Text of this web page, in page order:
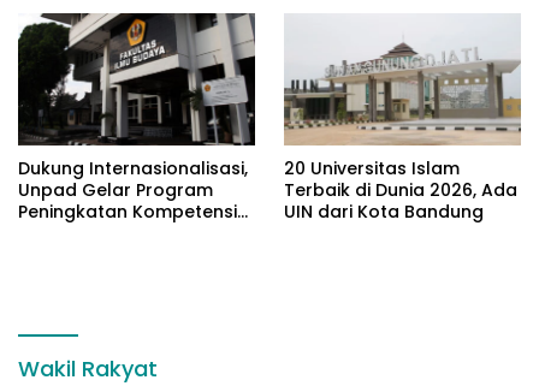
Dukung Internasionalisasi,
Unpad Gelar Program
Peningkatan Kompetensi
20 Universitas Islam
Terbaik di Dunia 2026, Ada
UIN dari Kota Bandung
Wakil Rakyat